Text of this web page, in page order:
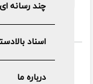
چند رسانه ای
اسناد
درباره ما
به گزارش مرکز
نظام، متن پیام